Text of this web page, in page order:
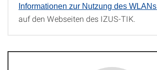
Informationen zur Nutzung des WLANs
auf den Webseiten des IZUS-TIK.